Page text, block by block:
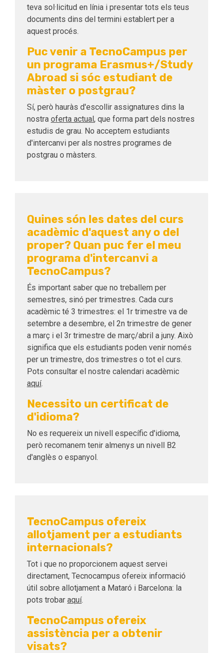
teva sol·licitud en línia i presentar tots els teus
documents dins del termini establert per a
aquest procés.
Puc venir a TecnoCampus per
un programa Erasmus+/Study
Abroad si sóc estudiant de
màster o postgrau?
Sí, però hauràs d'escollir assignatures dins la
nostra oferta actual, que forma part dels nostres
estudis de grau. No acceptem estudiants
d'intercanvi per als nostres programes de
postgrau o màsters.
Quines són les dates del curs
acadèmic d'aquest any o del
proper? Quan puc fer el meu
programa d'intercanvi a
TecnoCampus?
És important saber que no treballem per
semestres, sinó per trimestres. Cada curs
acadèmic té 3 trimestres: el 1r trimestre va de
setembre a desembre, el 2n trimestre de gener
a març i el 3r trimestre de març/abril a juny. Això
significa que els estudiants poden venir només
per un trimestre, dos trimestres o tot el curs.
Pots consultar el nostre calendari acadèmic
aquí.
Necessito un certificat de
d'idioma?
No es requereix un nivell específic d'idioma,
però recomanem tenir almenys un nivell B2
d'anglès o espanyol.
TecnoCampus ofereix
allotjament per a estudiants
internacionals?
Tot i que no proporcionem aquest servei
directament, Tecnocampus ofereix informació
útil sobre allotjament a Mataró i Barcelona: la
pots trobar aquí.
TecnoCampus ofereix
assistència per a obtenir
visats?